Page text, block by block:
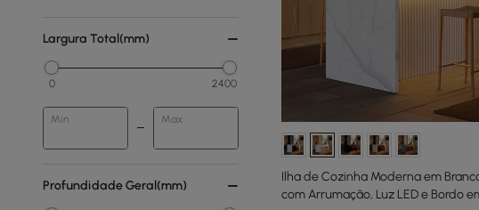
Largura Total(mm)
0 2400
Min Max
Profundidade Geral(mm)
Ilha de Cozinha Moderna em
com Arrumação, Luz LED e Bordo